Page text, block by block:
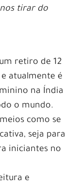
tirar do
retiro de 12
atualmente é
na Índia
o mundo.
como se
seja para
iniciantes no
e